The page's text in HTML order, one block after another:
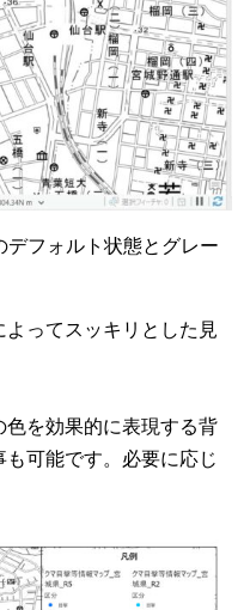
デフォルト状態とグレー
ってスッキリとした見
色を効果的に表現する背
可能です。必要に応じ
。